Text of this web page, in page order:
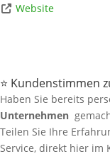
Website
⭐ Kundenstimmen
Haben Sie bereits
Unternehmen
Teilen Sie Ihre
Service, direkt hier im